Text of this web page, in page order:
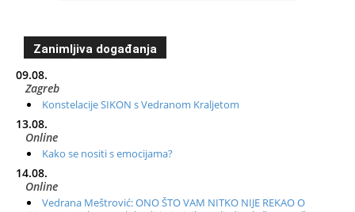
Zanimljiva događanja
09.08.
Zagreb
Konstelacije SIKON s Vedranom Kraljetom
13.08.
Online
Kako se nositi s emocijama?
14.08.
Online
Vedrana Meštrović: ONO ŠTO VAM NITKO NIJE REKAO O